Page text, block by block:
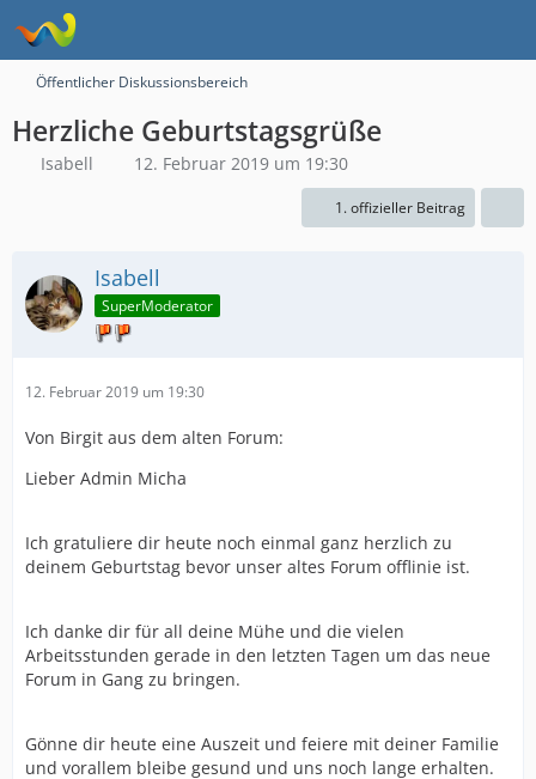
Öffentlicher Diskussionsbereich
Herzliche Geburtstagsgrüße
Isabell 12. Februar 2019 um 19:30
1. offizieller Beitrag
Isabell
SuperModerator
12. Februar 2019 um 19:30
Von Birgit aus dem alten Forum:
Lieber Admin Micha
Ich gratuliere dir heute noch einmal ganz herzlich zu
deinem Geburtstag bevor unser altes Forum offlinie ist.
Ich danke dir für all deine Mühe und die vielen
Arbeitsstunden gerade in den letzten Tagen um das neue
Forum in Gang zu bringen.
Gönne dir heute eine Auszeit und feiere mit deiner Familie
und vorallem bleibe gesund und uns noch lange erhalten.